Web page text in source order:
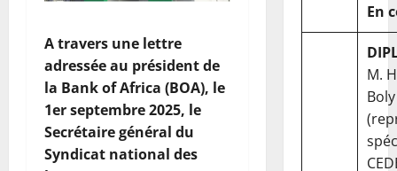
A travers une lettre
adressée au président de
la Bank of Africa (BOA), le
1er septembre 2025, le
Secrétaire général du
Syndicat national des
En
M.
Boly